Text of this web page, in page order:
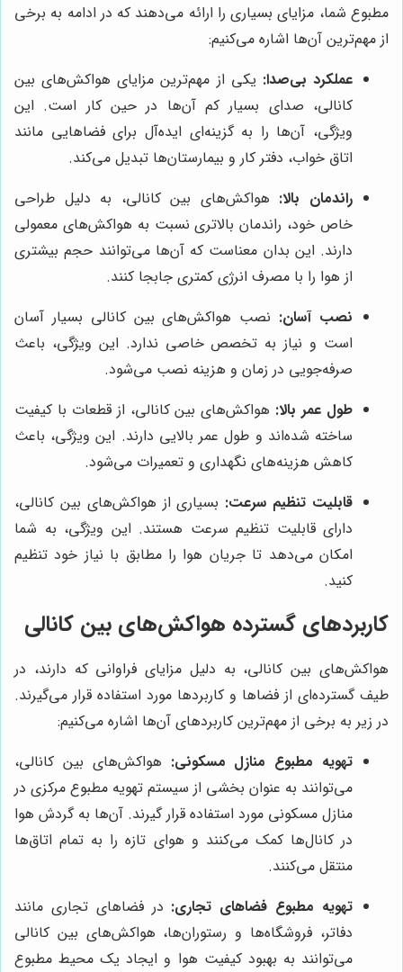
مطبوع شما، مزایای بسیاری را ارائه می‌دهند که در ادامه به برخی
از مهم‌ترین آن‌ها اشاره می‌کنیم:
عملکرد بی‌صدا: یکی از مهم‌ترین مزایای هواکش‌های بین
کانالی، صدای بسیار کم آن‌ها در حین کار است. این
ویژگی، آن‌ها را به گزینه‌ای ایده‌آل برای فضاهایی مانند
اتاق خواب، دفتر کار و بیمارستان‌ها تبدیل می‌کند.
راندمان بالا: هواکش‌های بین کانالی، به دلیل طراحی
خاص خود، راندمان بالاتری نسبت به هواکش‌های معمولی
دارند. این بدان معناست که آن‌ها می‌توانند حجم بیشتری
از هوا را با مصرف انرژی کمتری جابجا کنند.
نصب آسان: نصب هواکش‌های بین کانالی بسیار آسان
است و نیاز به تخصص خاصی ندارد. این ویژگی، باعث
صرفه‌جویی در زمان و هزینه نصب می‌شود.
طول عمر بالا: هواکش‌های بین کانالی، از قطعات با کیفیت
ساخته شده‌اند و طول عمر بالایی دارند. این ویژگی، باعث
کاهش هزینه‌های نگهداری و تعمیرات می‌شود.
قابلیت تنظیم سرعت: بسیاری از هواکش‌های بین کانالی،
دارای قابلیت تنظیم سرعت هستند. این ویژگی، به شما
امکان می‌دهد تا جریان هوا را مطابق با نیاز خود تنظیم
کنید.
کاربردهای گسترده هواکش‌های بین کانالی
هواکش‌های بین کانالی، به دلیل مزایای فراوانی که دارند، در
طیف گسترده‌ای از فضاها و کاربردها مورد استفاده قرار می‌گیرند.
در زیر به برخی از مهم‌ترین کاربردهای آن‌ها اشاره می‌کنیم:
تهویه مطبوع منازل مسکونی: هواکش‌های بین کانالی،
می‌توانند به عنوان بخشی از سیستم تهویه مطبوع مرکزی در
منازل مسکونی مورد استفاده قرار گیرند. آن‌ها به گردش هوا
در کانال‌ها کمک می‌کنند و هوای تازه را به تمام اتاق‌ها
منتقل می‌کنند.
تهویه مطبوع فضاهای تجاری: در فضاهای تجاری مانند
دفاتر، فروشگاه‌ها و رستوران‌ها، هواکش‌های بین کانالی
می‌توانند به بهبود کیفیت هوا و ایجاد یک محیط مطبوع